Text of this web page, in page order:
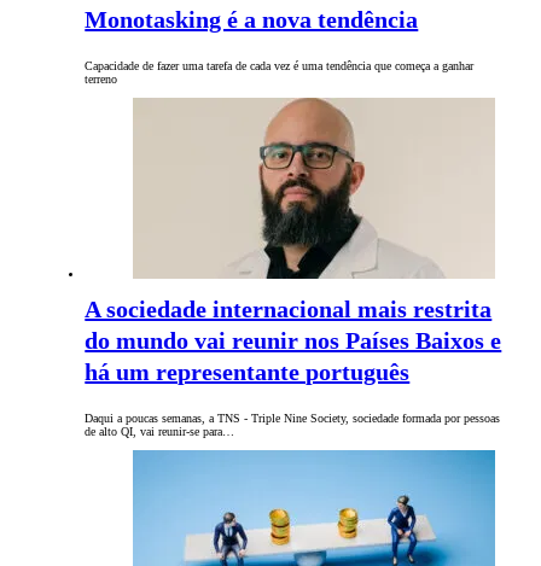
Monotasking é a nova tendência
Capacidade de fazer uma tarefa de cada vez é uma tendência que começa a ganhar
terreno
A sociedade internacional mais restrita
do mundo vai reunir nos Países Baixos e
há um representante português
Daqui a poucas semanas, a TNS - Triple Nine Society, sociedade formada por pessoas
de alto QI, vai reunir-se para…